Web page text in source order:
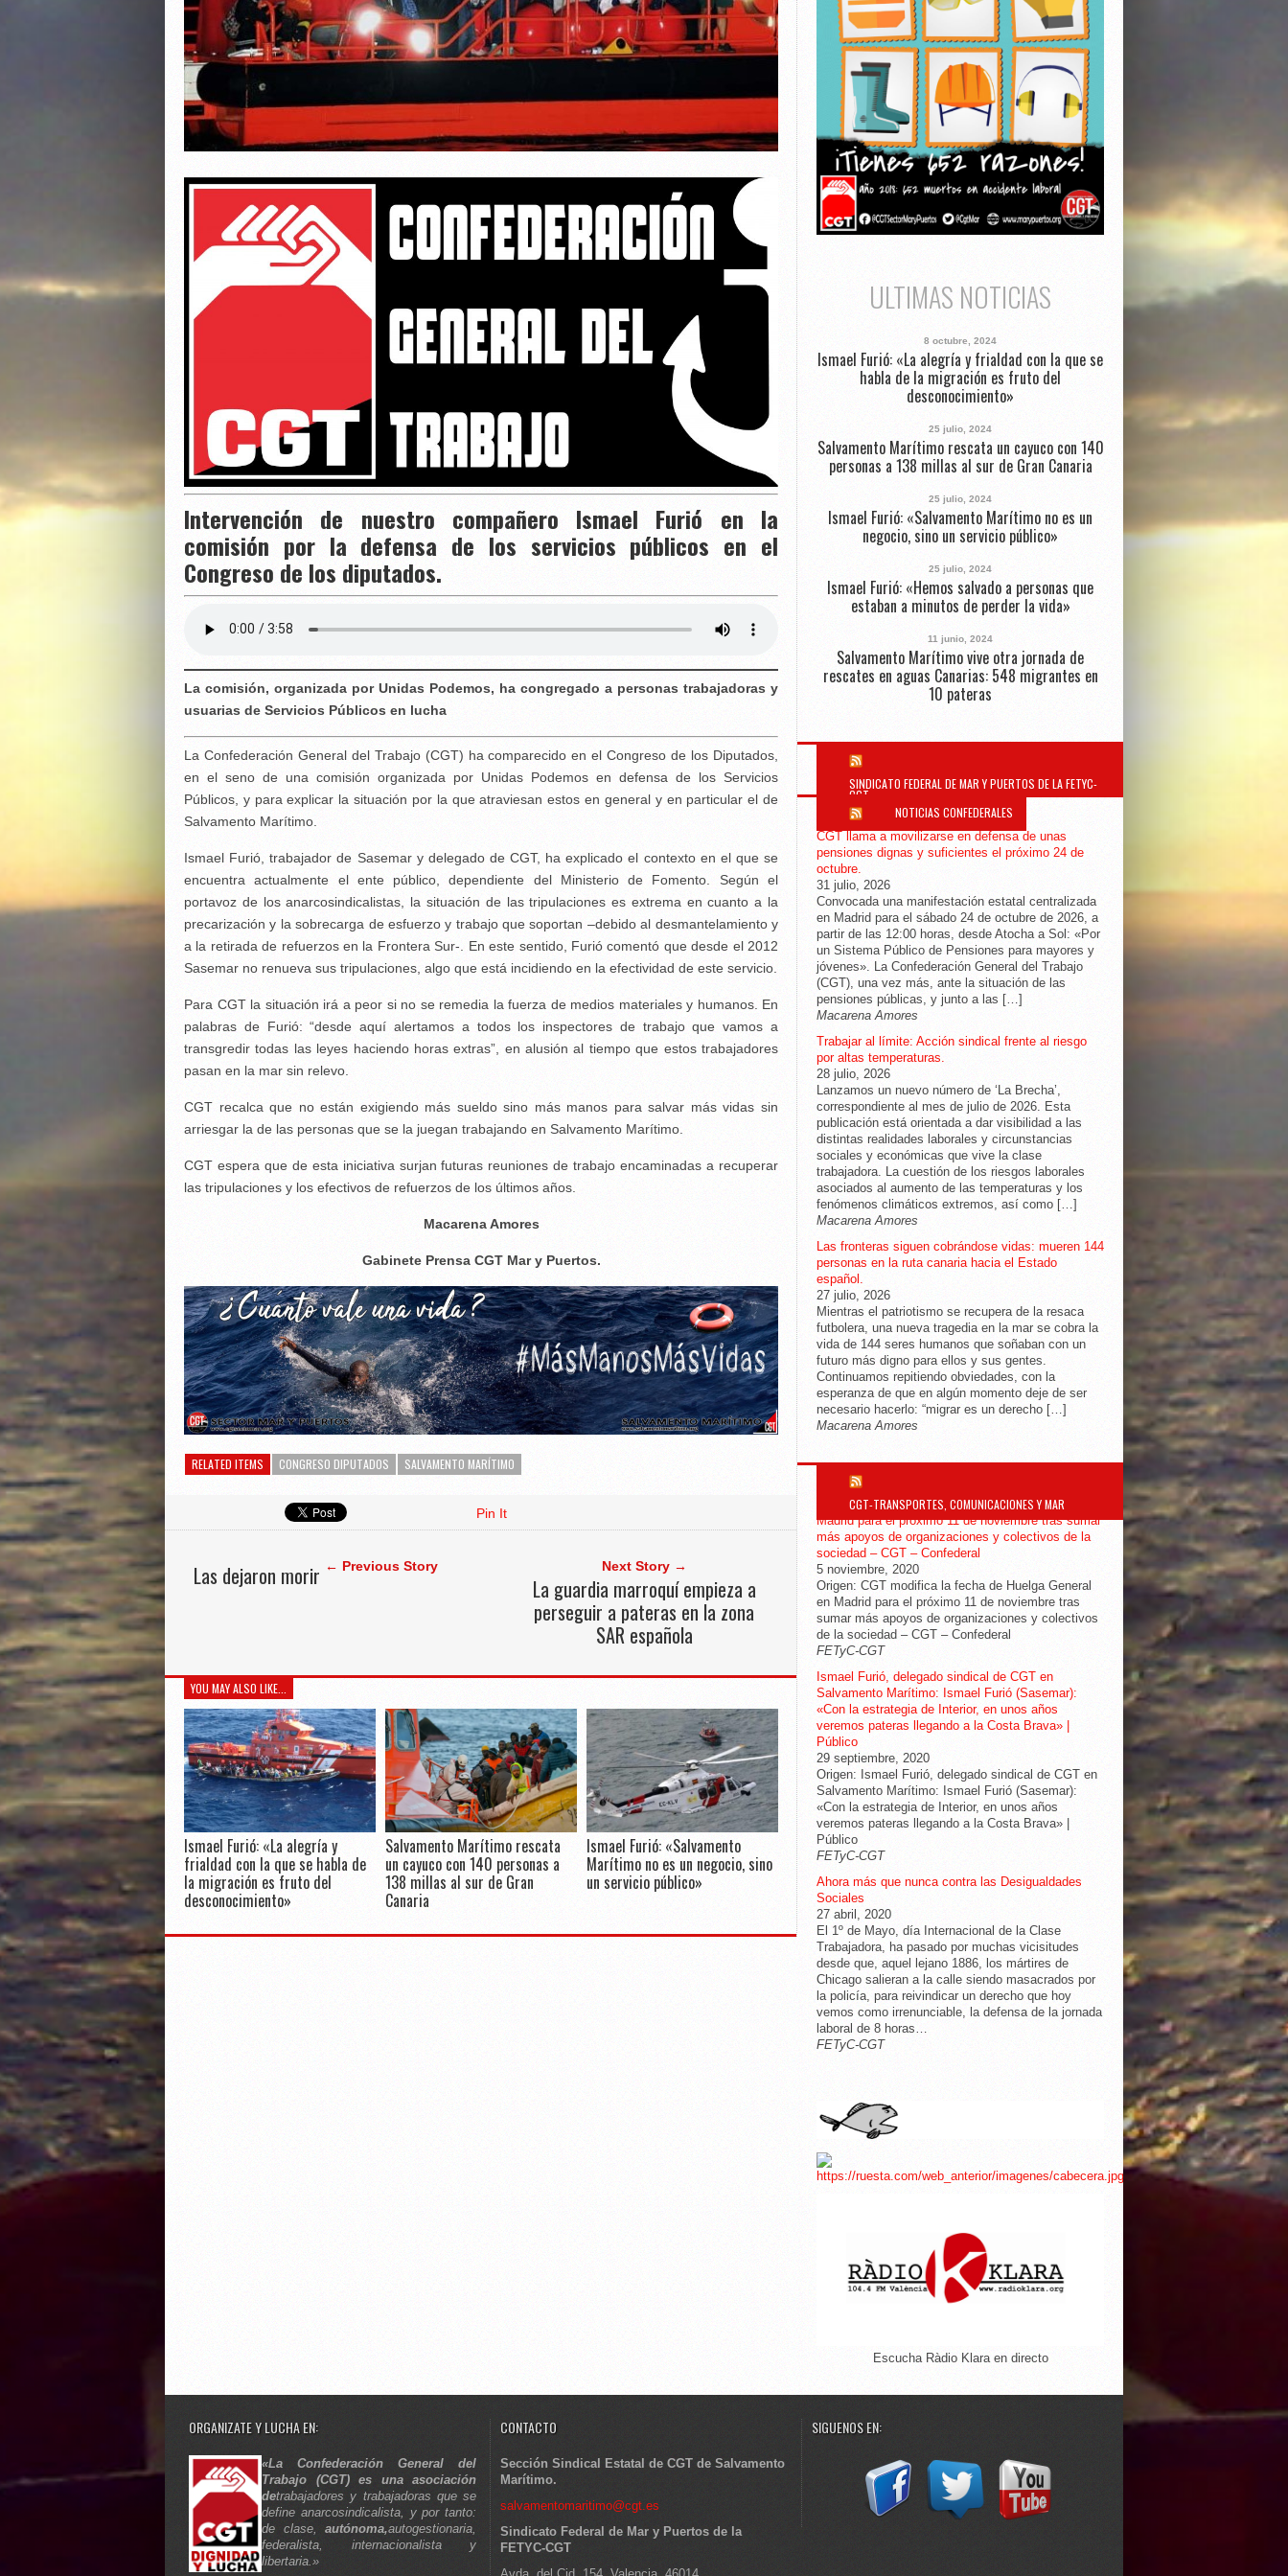
Intervención de nuestro compañero Ismael Furió en la
comisión por la defensa de los servicios públicos en el
Congreso de los diputados.
La comisión, organizada por Unidas Podemos, ha congregado a personas trabajadoras y
usuarias de Servicios Públicos en lucha
La Confederación General del Trabajo (CGT) ha comparecido en el Congreso de los Diputados,
en el seno de una comisión organizada por Unidas Podemos en defensa de los Servicios
Públicos, y para explicar la situación por la que atraviesan estos en general y en particular el de
Salvamento Marítimo.
Ismael Furió, trabajador de Sasemar y delegado de CGT, ha explicado el contexto en el que se
encuentra actualmente el ente público, dependiente del Ministerio de Fomento. Según el
portavoz de los anarcosindicalistas, la situación de las tripulaciones es extrema en cuanto a la
precarización y la sobrecarga de esfuerzo y trabajo que soportan –debido al desmantelamiento y
a la retirada de refuerzos en la Frontera Sur-. En este sentido, Furió comentó que desde el 2012
Sasemar no renueva sus tripulaciones, algo que está incidiendo en la efectividad de este servicio.
Para CGT la situación irá a peor si no se remedia la fuerza de medios materiales y humanos. En
palabras de Furió: “desde aquí alertamos a todos los inspectores de trabajo que vamos a
transgredir todas las leyes haciendo horas extras”, en alusión al tiempo que estos trabajadores
pasan en la mar sin relevo.
CGT recalca que no están exigiendo más sueldo sino más manos para salvar más vidas sin
arriesgar la de las personas que se la juegan trabajando en Salvamento Marítimo.
CGT espera que de esta iniciativa surjan futuras reuniones de trabajo encaminadas a recuperar
las tripulaciones y los efectivos de refuerzos de los últimos años.
Macarena Amores
Gabinete Prensa CGT Mar y Puertos.
RELATED ITEMS CONGRESO DIPUTADOS SALVAMENTO MARÍTIMO
Pin It
← Previous Story
Las dejaron morir Next Story →
La guardia marroquí empieza a
perseguir a pateras en la zona
SAR española
YOU MAY ALSO LIKE...
Ismael Furió: «La alegría y
frialdad con la que se habla de
la migración es fruto del
desconocimiento»
Salvamento Marítimo rescata
un cayuco con 140 personas a
138 millas al sur de Gran
Canaria
Ismael Furió: «Salvamento
Marítimo no es un negocio, sino
un servicio público»
ULTIMAS NOTICIAS
8 octubre, 2024
Ismael Furió: «La alegría y frialdad con la que se
habla de la migración es fruto del
desconocimiento»
25 julio, 2024
Salvamento Marítimo rescata un cayuco con 140
personas a 138 millas al sur de Gran Canaria
25 julio, 2024
Ismael Furió: «Salvamento Marítimo no es un
negocio, sino un servicio público»
25 julio, 2024
Ismael Furió: «Hemos salvado a personas que
estaban a minutos de perder la vida»
11 junio, 2024
Salvamento Marítimo vive otra jornada de
rescates en aguas Canarias: 548 migrantes en
10 pateras
SINDICATO FEDERAL DE MAR Y PUERTOS DE LA FETYC-
CGT
NOTICIAS CONFEDERALES
CGT llama a movilizarse en defensa de unas
pensiones dignas y suficientes el próximo 24 de
octubre.
31 julio, 2026
Convocada una manifestación estatal centralizada
en Madrid para el sábado 24 de octubre de 2026, a
partir de las 12:00 horas, desde Atocha a Sol: «Por
un Sistema Público de Pensiones para mayores y
jóvenes». La Confederación General del Trabajo
(CGT), una vez más, ante la situación de las
pensiones públicas, y junto a las […]
Macarena Amores
Trabajar al límite: Acción sindical frente al riesgo
por altas temperaturas.
28 julio, 2026
Lanzamos un nuevo número de ‘La Brecha’,
correspondiente al mes de julio de 2026. Esta
publicación está orientada a dar visibilidad a las
distintas realidades laborales y circunstancias
sociales y económicas que vive la clase
trabajadora. La cuestión de los riesgos laborales
asociados al aumento de las temperaturas y los
fenómenos climáticos extremos, así como […]
Macarena Amores
Las fronteras siguen cobrándose vidas: mueren 144
personas en la ruta canaria hacia el Estado
español.
27 julio, 2026
Mientras el patriotismo se recupera de la resaca
futbolera, una nueva tragedia en la mar se cobra la
vida de 144 seres humanos que soñaban con un
futuro más digno para ellos y sus gentes.
Continuamos repitiendo obviedades, con la
esperanza de que en algún momento deje de ser
necesario hacerlo: “migrar es un derecho […]
Macarena Amores
CGT-TRANSPORTES, COMUNICACIONES Y MAR
CGT modifica la fecha de Huelga General en
Madrid para el próximo 11 de noviembre tras sumar
más apoyos de organizaciones y colectivos de la
sociedad – CGT – Confederal
5 noviembre, 2020
Origen: CGT modifica la fecha de Huelga General
en Madrid para el próximo 11 de noviembre tras
sumar más apoyos de organizaciones y colectivos
de la sociedad – CGT – Confederal
FETyC-CGT
Ismael Furió, delegado sindical de CGT en
Salvamento Marítimo: Ismael Furió (Sasemar):
«Con la estrategia de Interior, en unos años
veremos pateras llegando a la Costa Brava» |
Público
29 septiembre, 2020
Origen: Ismael Furió, delegado sindical de CGT en
Salvamento Marítimo: Ismael Furió (Sasemar):
«Con la estrategia de Interior, en unos años
veremos pateras llegando a la Costa Brava» |
Público
FETyC-CGT
Ahora más que nunca contra las Desigualdades
Sociales
27 abril, 2020
El 1º de Mayo, día Internacional de la Clase
Trabajadora, ha pasado por muchas vicisitudes
desde que, aquel lejano 1886, los mártires de
Chicago salieran a la calle siendo masacrados por
la policía, para reivindicar un derecho que hoy
vemos como irrenunciable, la defensa de la jornada
laboral de 8 horas…
FETyC-CGT
Escucha Ràdio Klara en directo
ORGANIZATE Y LUCHA EN:
«La Confederación General del
Trabajo (CGT) es una asociación
detrabajadores y trabajadoras que se
define anarcosindicalista, y por tanto:
de clase, autónoma,autogestionaria,
federalista, internacionalista y
libertaria.»
CONTACTO
Sección Sindical Estatal de CGT de Salvamento
Marítimo.
salvamentomaritimo@cgt.es
Sindicato Federal de Mar y Puertos de la
FETYC-CGT
SIGUENOS EN: